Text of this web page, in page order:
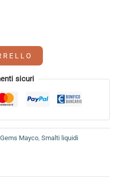
sicuri
Mayco Smalti liquidi